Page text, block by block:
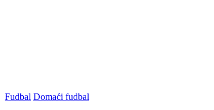
Fudbal Domaći fudbal